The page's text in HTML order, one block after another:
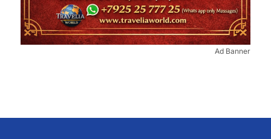
Ad Banner